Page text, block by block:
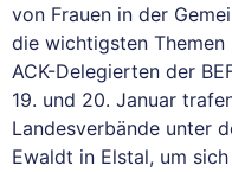
von Frauen in der
die wichtigsten
ACK-Delegierten der
19. und 20. Januar
Landesverbände unter
Ewaldt in Elstal, um